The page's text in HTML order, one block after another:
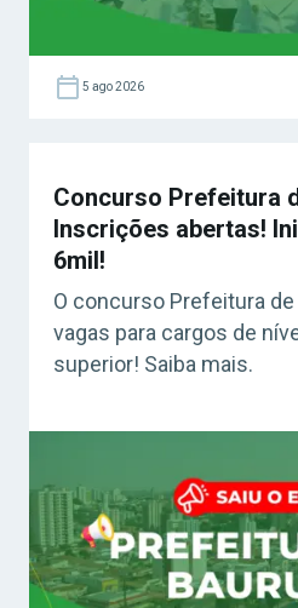
5 ago 2026
Concurso Prefeitura
Inscrições abertas!
6mil!
O concurso Prefeitura
vagas para cargos de
superior! Saiba mais.